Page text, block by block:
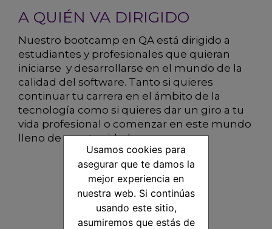
A QUIÉN VA DIRIGIDO
Nuestro bootcamp en QA está dirigido a
estudiantes y profesionales que quieran
iniciarse y desarrollarse en el mundo de la
calidad del software. Tanto si quieres
continuar tu carrera en el ámbito de la
tecnología como si quieres dar un giro a tu
vida profesional o comenzar en este mundo
lleno de oportunidades.
Usamos cookies para
asegurar que te damos la
mejor experiencia en
nuestra web. Si continúas
usando este sitio,
asumiremos que estás de